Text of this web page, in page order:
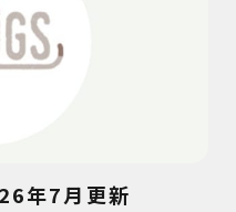
年7月更新